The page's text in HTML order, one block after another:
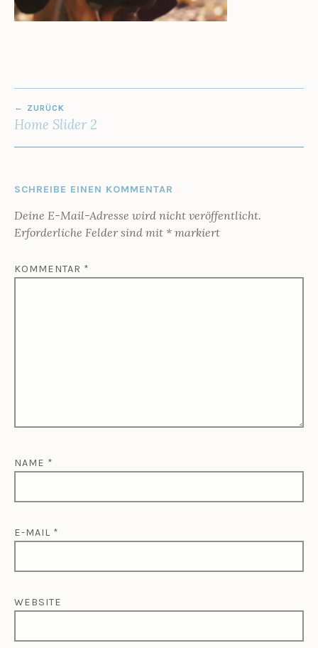
1U
BEITRAGS-
NAVIGATION
ZURÜCK
Home Slider 2
SCHREIBE EINEN KOMMENTAR
Deine E-Mail-Adresse wird nicht veröffentlicht.
Erforderliche Felder sind mit * markiert
KOMMENTAR *
NAME *
E-MAIL *
WEBSITE